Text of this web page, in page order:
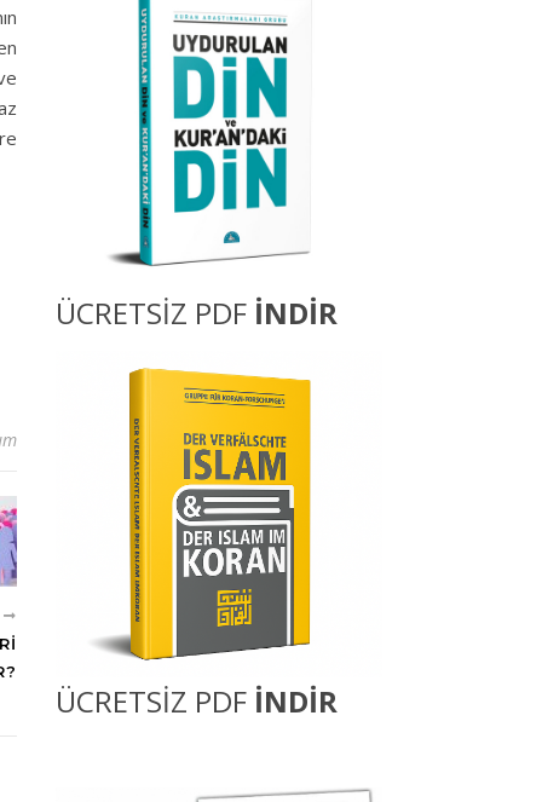
ÜCRETSİZ PDF İNDİR
ÜCRETSİZ PDF İNDİR